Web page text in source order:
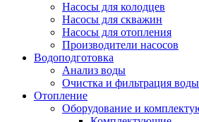
Насосы для колодцев
Насосы для скважин
Насосы для отопления
Производители насосов
Водоподготовка
Анализ воды
Очистка и фильтрация воды
Отопление
Оборудование и